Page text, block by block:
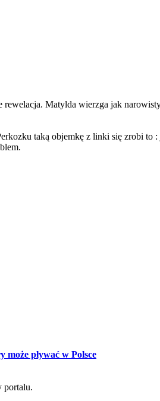
Matylda wierzga jak
taką objemkę z linki się zrobi to
może pływać w Polsce
portalu.